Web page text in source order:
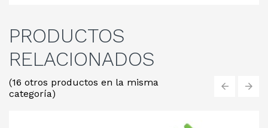
PRODUCTOS
RELACIONADOS
(16 otros productos en la misma
categoría)